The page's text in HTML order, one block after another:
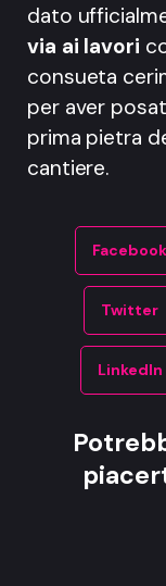
dato
via ai lavori
consueta
per aver
prima pietra
cantiere.
Facebook
Twitter
LinkedIn